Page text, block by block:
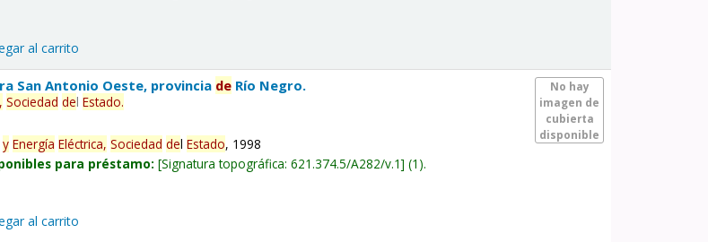
al carrito
No hay
imagen de
cubierta
disponible
San Antonio Oeste, provincia de Río Negro.
Sociedad delEstado.
y Energía Eléctrica, Sociedad delEstado, 1998
para préstamo: Signatura topográfica:621.374.5/A282/v.1 (1).
al carrito